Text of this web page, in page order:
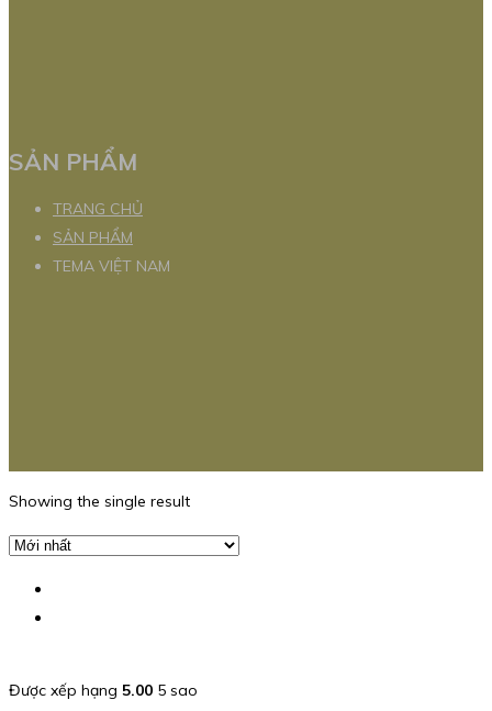
SẢN PHẨM
TRANG CHỦ
SẢN PHẨM
TEMA VIỆT NAM
Showing the single result
Được xếp hạng 5.00 5 sao